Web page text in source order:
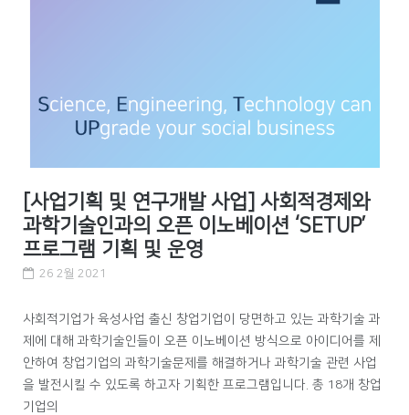
[사업기획 및 연구개발 사업] 사회적경제와
과학기술인과의 오픈 이노베이션 ‘SETUP’
프로그램 기획 및 운영
26 2월 2021
사회적기업가 육성사업 출신 창업기업이 당면하고 있는 과학기술 과
제에 대해 과학기술인들이 오픈 이노베이션 방식으로 아이디어를 제
안하여 창업기업의 과학기술문제를 해결하거나 과학기술 관련 사업
을 발전시킬 수 있도록 하고자 기획한 프로그램입니다. 총 18개 창업
기업의